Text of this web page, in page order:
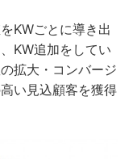
KWごとに導き出
KW追加をしてい
拡大・コンバージ
い見込顧客を獲得